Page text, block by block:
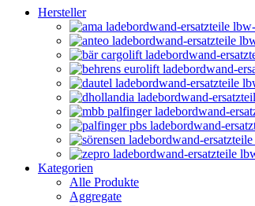
Hersteller
Kategorien
Alle Produkte
Aggregate